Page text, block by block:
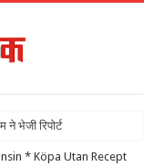
भेजी रिपोर्ट
* Köpa Utan Recept